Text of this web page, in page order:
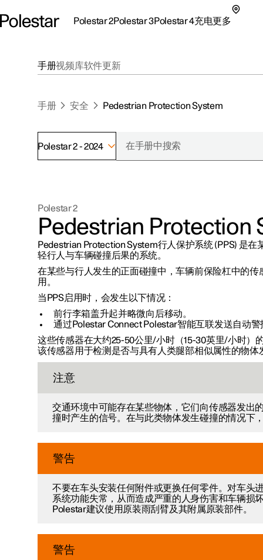
Polestar 2Polestar 3Polestar 4充电更多
联系我们
极星官方二手车
探索Polestar 3
联系我们
公共充电
家庭充电
车主服务
新闻
注册新闻
（在新窗
手册视频库软件更新
手册 安全 Pedestrian Protection System
Polestar 2 - 2024
Polestar 2
Pedestrian Protection
Pedestrian Protection System行人保护系统 (PPS) 是
轻行人与车辆碰撞后果的系统。
在某些与行人发生的正面碰撞中，车辆前保险杠中的传
用。
当PPS启用时，会发生以下情况：
前行李箱盖升起并略微向后移动。
通过Polestar Connect Polestar智能互联发送自动警
这些传感器在大约25-50公里/小时（15-30英里/小时）
该传感器用于检测是否与具有人类腿部相似属性的物体
注意
交通环境中可能存在某些物体，它们向传感器发出
撞时产生的信号。在与此类物体发生碰撞的情况下
警告
不要在车头安装任何附件或更换任何零件。对车头
系统功能失常，从而造成严重的人身伤害和车辆损
Polestar建议使用原装雨刮臂及其附属原装部件。
警告